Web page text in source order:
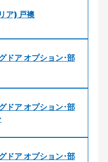
ア) 戸襖
ドア オプション･部
ドア オプション･部
ドア オプション･部